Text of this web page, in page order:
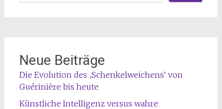
Neue Beiträge
Die Evolution des ‚Schenkelweichens‘ von
Guérinière bis heute
Künstliche Intelligenz versus wahre